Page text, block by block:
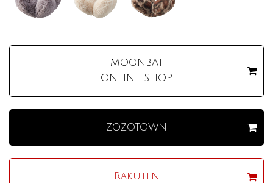
MOONBAT
ONLINE SHOP
ZOZOTOWN
Rakuten